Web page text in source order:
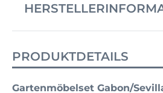
PRODUKTDETAILS
Gartenmöbelset Gabon/